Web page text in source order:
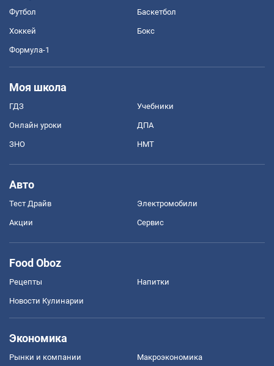
Футбол Баскетбол
Хоккей Бокс
Формула-1
Моя школа
ГДЗ Учебники
Онлайн уроки ДПА
ЗНО НМТ
Авто
Тест Драйв Электромобили
Акции Сервис
Food Oboz
Рецепты Напитки
Новости Кулинарии
Экономика
Рынки и компании Mакроэкономика